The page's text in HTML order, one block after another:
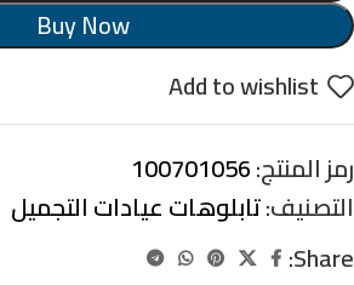
Buy Now
Add to wishlist
رمز المنتج:100701056
التصنيف:تابلوهات عيادات التجميل
Share: